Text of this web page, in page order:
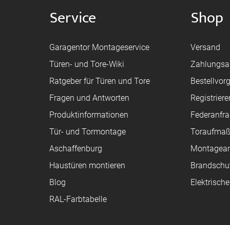
Service
Garagentor Montageservice
Türen- und Tore-Wiki
Ratgeber für Türen und Tore
Fragen und Antworten
Produktinformationen
Tür- und Tormontage
Aschaffenburg
Haustüren montieren
Blog
RAL-Farbtabelle
Shop
Versand